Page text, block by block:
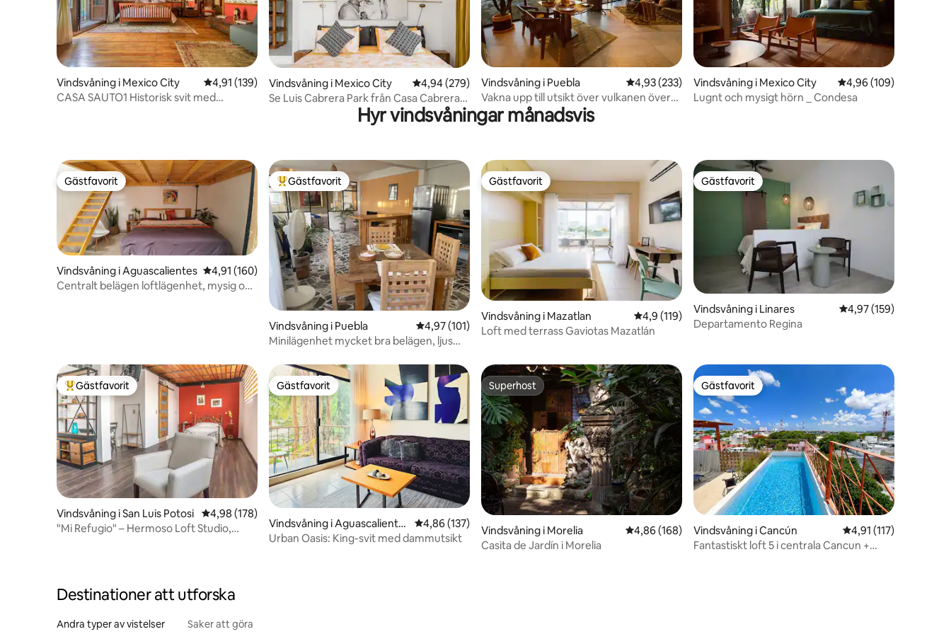
Vindsvåning i Mexico City 4,91 av 5 i genomsnittligt betyg, 139 omdömen
4,91 (139)
CASA SAUTO1 Historisk svit med
Vindsvåning i Mexico City 4,94 av 5 i genomsnittligt betyg, 279 omdömen
4,94 (279)
Se Luis Cabrera Park från Casa Cabrera
Vindsvåning i Puebla 4,93 av 5 i genomsnittligt betyg, 233 omdömen
4,93 (233)
Vakna upp till utsikt över vulkanen över
Puebla
Vindsvåning i Mexico City 4,96 av 5 i
4,96 (109)
Lugnt och mysigt hörn _ Condesa
Hyr vindsvåningar månadsvis
Gästfavorit
Gästfavorit
Vindsvåning i Aguascalientes 4,91 av 5 i genomsnittligt betyg, 160 omdömen
4,91 (160)
Centralt belägen loftlägenhet, mysig och
Populär gästfavorit
Gästfavorit
Vindsvåning i Puebla 4,97 av 5 i genomsnittligt betyg, 101 omdömen
4,97 (101)
Minilägenhet mycket bra belägen, ljus
Gästfavorit
Gästfavorit
Vindsvåning i Mazatlan 4,9 av 5 i genomsnittligt betyg, 119 omdömen
4,9 (119)
Loft med terrass Gaviotas Mazatlán
Gästfavorit
Gästfavorit
Vindsvåning i Linares 4,97 av 5 i
4,97 (159)
Departamento Regina
Populär gästfavorit
Gästfavorit
Vindsvåning i San Luis Potosi 4,98 av 5 i genomsnittligt betyg, 178 omdömen
4,98 (178)
"Mi Refugio" – Hermoso Loft Studio,
Gästfavorit
Gästfavorit
Vindsvåning i Aguascaliente
s
4,86 av 5 i genomsnittligt betyg, 137 omdömen
4,86 (137)
Urban Oasis: King-svit med dammutsikt
Superhost
Superhost
Vindsvåning i Morelia 4,86 av 5 i genomsnittligt betyg, 168 omdömen
4,86 (168)
Casita de Jardín i Morelia
Gästfavorit
Gästfavorit
Vindsvåning i Cancún 4,91 av 5 i
4,91 (117)
Fantastiskt loft 5 i centrala Cancun +
Destinationer att utforska
Andra typer av vistelser Saker att göra